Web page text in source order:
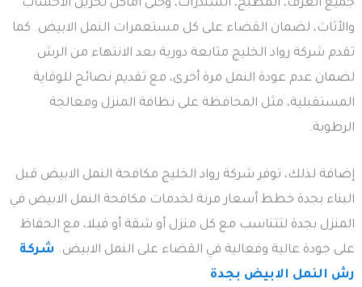
جميع الغرف، المطبخ، السندرات، وحتى أماكن تخزين الأخشاب
والأثاث، لضمان القضاء على كل مستعمرات النمل الابيض. كما
تقدم شركة رواد الخليج متابعة دورية بعد الانتهاء من الرش
لضمان عدم عودة النمل مرة أخرى، مع تقديم نصائح للوقاية
المستقبلية، مثل المحافظة على نظافة المنزل ومعالجة
الرطوبة.
إضافة لذلك، توفر شركة رواد الخليج مكافحة النمل الابيض قبل
البناء بجدة خطط أسعار مرنة لخدمات مكافحة النمل الابيض في
المنزل بجدة لتتناسب مع كل منزل أو شقة أو فيلا، مع الحفاظ
على جودة عالية وفعالية في القضاء على النمل الابيض. شركة
رش النمل الابيض بجدة